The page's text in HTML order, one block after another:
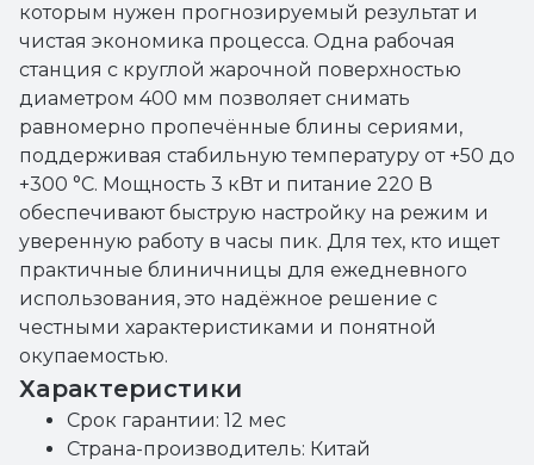
которым нужен прогнозируемый результат и
чистая экономика процесса. Одна рабочая
станция с круглой жарочной поверхностью
диаметром 400 мм позволяет снимать
равномерно пропечённые блины сериями,
поддерживая стабильную температуру от +50 до
+300 °C. Мощность 3 кВт и питание 220 В
обеспечивают быструю настройку на режим и
уверенную работу в часы пик. Для тех, кто ищет
практичные блиничницы для ежедневного
использования, это надёжное решение с
честными характеристиками и понятной
окупаемостью.
Характеристики
Срок гарантии: 12 мес
Страна-производитель: Китай